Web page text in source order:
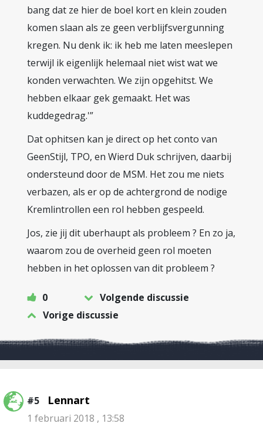
bang dat ze hier de boel kort en klein zouden
komen slaan als ze geen verblijfsvergunning
kregen. Nu denk ik: ik heb me laten meeslepen
terwijl ik eigenlijk helemaal niet wist wat we
konden verwachten. We zijn opgehitst. We
hebben elkaar gek gemaakt. Het was
kuddegedrag.'”
Dat ophitsen kan je direct op het conto van
GeenStijl, TPO, en Wierd Duk schrijven, daarbij
ondersteund door de MSM. Het zou me niets
verbazen, als er op de achtergrond de nodige
Kremlintrollen een rol hebben gespeeld.
Jos, zie jij dit uberhaupt als probleem ? En zo ja,
waarom zou de overheid geen rol moeten
hebben in het oplossen van dit probleem ?
0
Volgende discussie
Vorige discussie
#5 Lennart
1 februari 2018 , 13:58